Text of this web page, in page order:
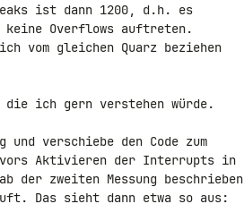
ist dann 1200, d.h. es
keine Overflows auftreten.
vom gleichen Quarz beziehen
ich gern verstehen würde.
verschiebe den Code zum
vors Aktivieren der Interrupts in
der zweiten Messung beschrieben